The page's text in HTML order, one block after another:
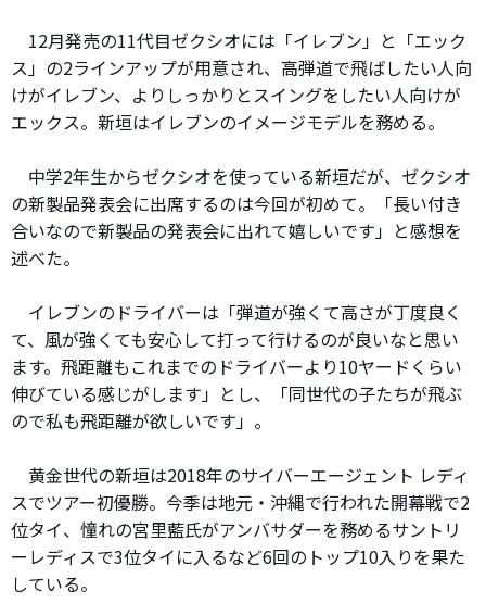
12月発売の11代目ゼクシオには「イレブン」と「エック
ス」の2ラインアップが用意され、高弾道で飛ばしたい人向
けがイレブン、よりしっかりとスイングをしたい人向けが
エックス。新垣はイレブンのイメージモデルを務める。
中学2年生からゼクシオを使っている新垣だが、ゼクシオ
の新製品発表会に出席するのは今回が初めて。「長い付き
合いなので新製品の発表会に出れて嬉しいです」と感想を
述べた。
イレブンのドライバーは「弾道が強くて高さが丁度良く
て、風が強くても安心して打って行けるのが良いなと思い
ます。飛距離もこれまでのドライバーより10ヤードくらい
伸びている感じがします」とし、「同世代の子たちが飛ぶ
ので私も飛距離が欲しいです」。
黄金世代の新垣は2018年のサイバーエージェント レディ
スでツアー初優勝。今季は地元・沖縄で行われた開幕戦で2
位タイ、憧れの宮里藍氏がアンバサダーを務めるサントリ
ーレディスで3位タイに入るなど6回のトップ10入りを果た
している。